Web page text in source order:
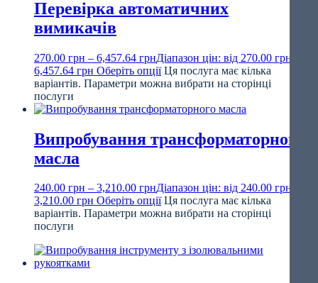
Перевірка автоматичних
вимикачів
270.00 грн – 6,457.64 грнДіапазон цін: від 270.00 грн до
6,457.64 грн Оберіть опції Ця послуга має кілька
варіантів. Параметри можна вибрати на сторінці
послуги
Випробування трансформаторного
масла
240.00 грн – 3,210.00 грнДіапазон цін: від 240.00 грн до
3,210.00 грн Оберіть опції Ця послуга має кілька
варіантів. Параметри можна вибрати на сторінці
послуги